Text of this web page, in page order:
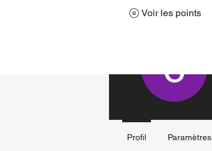
Voir les points
Profil Paramètres